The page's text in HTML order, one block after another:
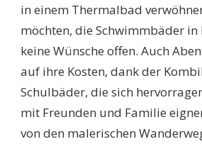
in einem Thermalbad
möchten, die Schwimmbäder in
keine Wünsche offen. Auch
auf ihre Kosten, dank der
Schulbäder, die sich
mit Freunden und Familie
von den malerischen